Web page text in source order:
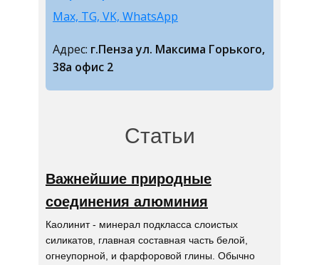
Max, TG, VK, WhatsApp
Адрес: г.Пенза ул. Максима Горького,
38а офис 2
Статьи
Важнейшие природные
соединения алюминия
Каолинит - минерал подкласса слоистых
силикатов, главная составная часть белой,
огнеупорной, и фарфоровой глины. Обычно